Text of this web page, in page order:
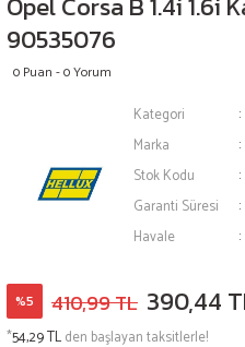
90535076
0 Puan - 0 Yorum
Kategori
Marka
Stok Kodu
Garanti Süresi
Havale
%5 410,99 TL 390,44
*54,29 TLden başlayan taksitlerle!